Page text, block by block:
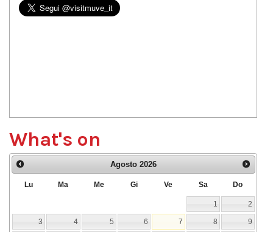
What's on
Agosto 2026
Lu Ma Me Gi Ve Sa Do
1 2
3 4 5 6 7 8 9